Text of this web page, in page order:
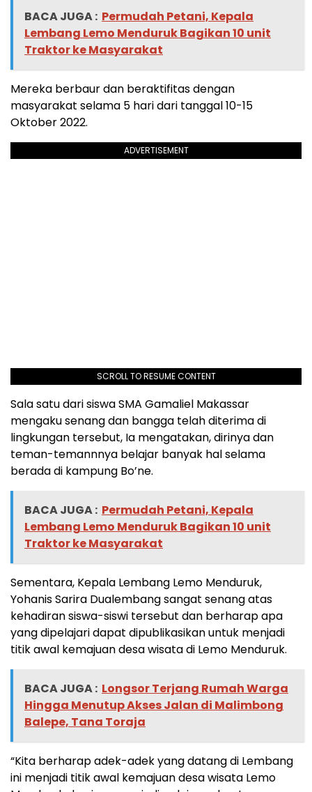
BACA JUGA : Permudah Petani, Kepala
Lembang Lemo Menduruk Bagikan 10 unit
Traktor ke Masyarakat
Mereka berbaur dan beraktifitas dengan
masyarakat selama 5 hari dari tanggal 10-15
Oktober 2022.
ADVERTISEMENT
SCROLL TO RESUME CONTENT
Sala satu dari siswa SMA Gamaliel Makassar
mengaku senang dan bangga telah diterima di
lingkungan tersebut, Ia mengatakan, dirinya dan
teman-temannnya belajar banyak hal selama
berada di kampung Bo’ne.
BACA JUGA : Permudah Petani, Kepala
Lembang Lemo Menduruk Bagikan 10 unit
Traktor ke Masyarakat
Sementara, Kepala Lembang Lemo Menduruk,
Yohanis Sarira Dualembang sangat senang atas
kehadiran siswa-siswi tersebut dan berharap apa
yang dipelajari dapat dipublikasikan untuk menjadi
titik awal kemajuan desa wisata di Lemo Menduruk.
BACA JUGA : Longsor Terjang Rumah Warga
Hingga Menutup Akses Jalan di Malimbong
Balepe, Tana Toraja
“Kita berharap adek-adek yang datang di Lembang
ini menjadi titik awal kemajuan desa wisata Lemo